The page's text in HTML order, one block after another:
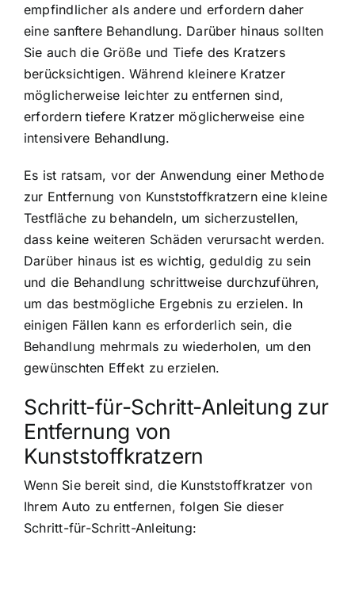
empfindlicher als andere und erfordern daher
eine sanftere Behandlung. Darüber hinaus sollten
Sie auch die Größe und Tiefe des Kratzers
berücksichtigen. Während kleinere Kratzer
möglicherweise leichter zu entfernen sind,
erfordern tiefere Kratzer möglicherweise eine
intensivere Behandlung.
Es ist ratsam, vor der Anwendung einer Methode
zur Entfernung von Kunststoffkratzern eine kleine
Testfläche zu behandeln, um sicherzustellen,
dass keine weiteren Schäden verursacht werden.
Darüber hinaus ist es wichtig, geduldig zu sein
und die Behandlung schrittweise durchzuführen,
um das bestmögliche Ergebnis zu erzielen. In
einigen Fällen kann es erforderlich sein, die
Behandlung mehrmals zu wiederholen, um den
gewünschten Effekt zu erzielen.
Schritt-für-Schritt-Anleitung zur
Entfernung von
Kunststoffkratzern
Wenn Sie bereit sind, die Kunststoffkratzer von
Ihrem Auto zu entfernen, folgen Sie dieser
Schritt-für-Schritt-Anleitung: